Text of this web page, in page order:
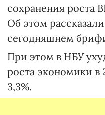
сохранения роста
Об этом
сегодняшнем
При этом в НБУ
роста экономики в
3,3%.